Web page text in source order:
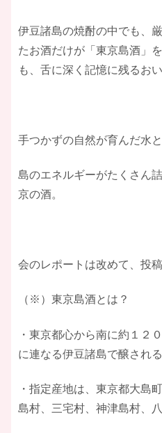
伊豆諸島の焼酎の中でも、
たお酒だけが「東京島酒」
も、舌に深く記憶に残るおい
手つかずの自然が育んだ水と
島のエネルギーがたくさん
京の酒。
会のレポートは改めて、投
​（※）東京島酒とは？
・東京都心から南に約１２
に連なる伊豆諸島で醸される
・指定産地は、東京都大島
島村、三宅村、神津島村、